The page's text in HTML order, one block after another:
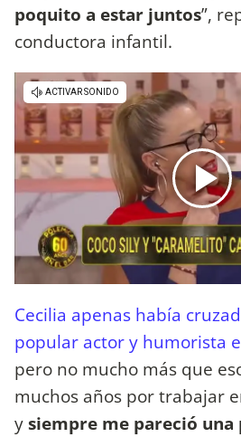
poquito a estar juntos”,
conductora infantil.
Cecilia apenas había
popular actor y humorista
pero no mucho más que
muchos años por trabajar
ysiempre me pareció una